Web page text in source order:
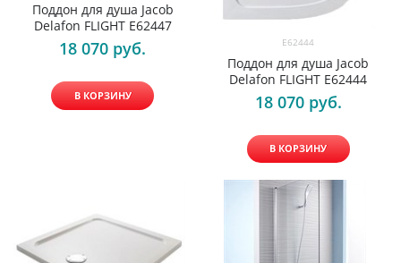
Поддон для душа Jacob
Delafon FLIGHT E62447
18 070 руб.
В КОРЗИНУ
E62444
Поддон для душа Jacob
Delafon FLIGHT E62444
18 070 руб.
В КОРЗИНУ